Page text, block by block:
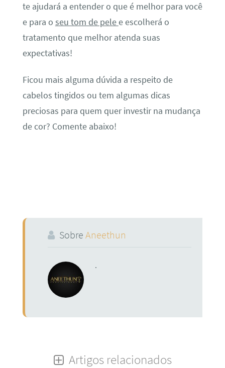
te ajudará a entender o que é melhor para você
e para o seu tom de pelee escolherá o
tratamento que melhor atenda suas
expectativas!
Ficou mais alguma dúvida a respeito de
cabelos tingidos ou tem algumas dicas
preciosas para quem quer investir na mudança
de cor? Comente abaixo!
Sobre Aneethun
.
Artigos relacionados